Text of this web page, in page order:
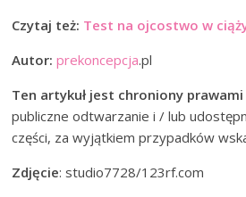
Czytaj też: Test na ojcostwo w
Autor: prekoncepcja.pl
Ten artykuł jest chroniony
publiczne odtwarzanie i / lub
części, za wyjątkiem przypadków
Zdjęcie: studio7728/123rf.com